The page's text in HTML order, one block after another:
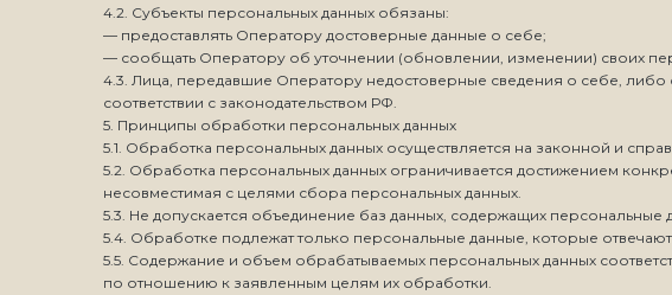
4.2. Субъекты персональных данных обязаны:
— предоставлять Оператору достоверные данные о себе;
— сообщать Оператору об уточнении (обновлении, изменении) своих
4.3. Лица, передавшие Оператору недостоверные сведения о себе, либо
соответствии с законодательством РФ.
5. Принципы обработки персональных данных
5.1. Обработка персональных данных осуществляется на законной и
5.2. Обработка персональных данных ограничивается достижением
несовместимая с целями сбора персональных данных.
5.3. Не допускается объединение баз данных, содержащих
5.4. Обработке подлежат только персональные данные, которые
5.5. Содержание и объем обрабатываемых персональных данных
по отношению к заявленным целям их обработки.